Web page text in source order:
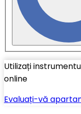
Utilizați
online
Evaluați-vă